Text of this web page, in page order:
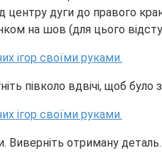
дуги до правого
на шов (для цього
півколо вдвічі, щоб
Виверніть отриману деталь.